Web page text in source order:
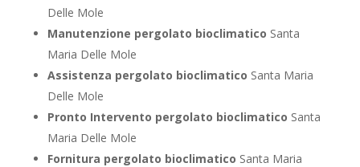
Delle Mole
Manutenzione pergolato bioclimatico Santa
Maria Delle Mole
Assistenza pergolato bioclimatico Santa Maria
Delle Mole
Pronto Intervento pergolato bioclimatico Santa
Maria Delle Mole
Fornitura pergolato bioclimatico Santa Maria